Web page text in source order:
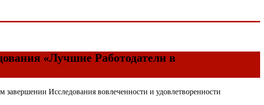
«Лучшие Работодатели в
Исследования вовлеченности и удовлетворенности